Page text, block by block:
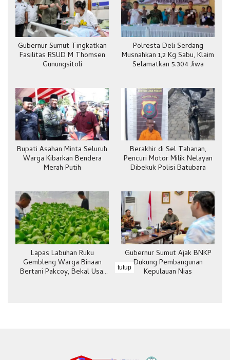
Gubernur Sumut Tingkatkan
Fasilitas RSUD M Thomsen
Gunungsitoli
Polresta Deli Serdang
Musnahkan 1,2 Kg Sabu, Klaim
Selamatkan 5.304 Jiwa
Bupati Asahan Minta Seluruh
Warga Kibarkan Bendera
Merah Putih
Berakhir di Sel Tahanan,
Pencuri Motor Milik Nelayan
Dibekuk Polisi Batubara
Lapas Labuhan Ruku
Gembleng Warga Binaan
Bertani Pakcoy, Bekal Usai
Gubernur Sumut Ajak BNKP
Dukung Pembangunan
Kepulauan Nias
tutup